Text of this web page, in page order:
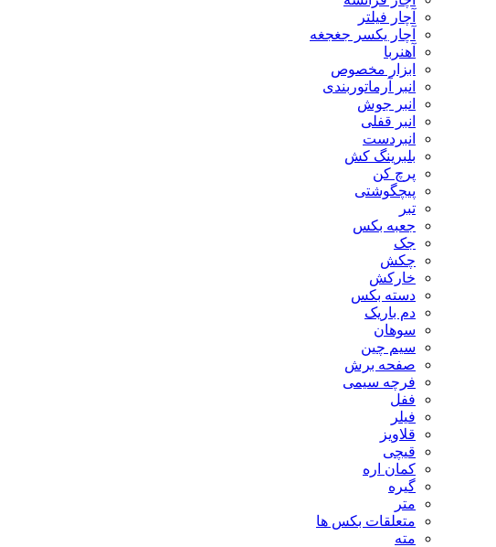
آچار فیلتر
آچار یکسر جغجغه
آهنربا
ابزار مخصوص
انبر آرماتوربندی
انبر جوش
انبر قفلی
انبردست
بلبرینگ کش
پرچ کن
پیچگوشتی
تبر
جعبه بکس
جک
چکش
خارکش
دسته بکس
دم باریک
سوهان
سیم چین
صفحه برش
فرچه سیمی
ففل
فیلر
قلاویز
قیچی
کمان اره
گیره
متر
متعلقات بکس ها
مته